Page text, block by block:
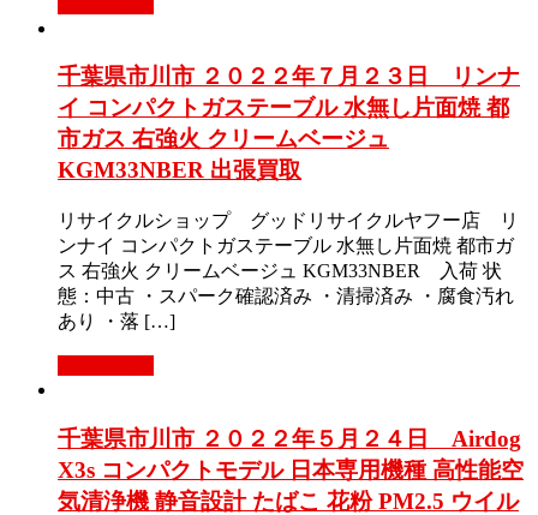
千葉県市川市 ２０２２年７月２３日 リンナ
イ コンパクトガステーブル 水無し片面焼 都
市ガス 右強火 クリームベージュ
KGM33NBER 出張買取
リサイクルショップ グッドリサイクルヤフー店 リ
ンナイ コンパクトガステーブル 水無し片面焼 都市ガ
ス 右強火 クリームベージュ KGM33NBER 入荷 状
態：中古 ・スパーク確認済み ・清掃済み ・腐食汚れ
あり ・落 […]
千葉県市川市 ２０２２年５月２４日 Airdog
X3s コンパクトモデル 日本専用機種 高性能空
気清浄機 静音設計 たばこ 花粉 PM2.5 ウイル